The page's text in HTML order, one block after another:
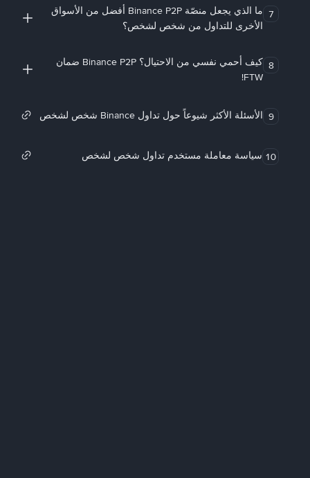
7
ما الذي يجعل منصّة Binance P2P أفضل من الأسواق
الأخرى للتداول من شخص لشخص؟
8
كيف أحمي نفسي من الاحتيال؟ Binance P2P ضمان
FTW!
9 الأسئلة الأكثر شيوعاً حول تداول Binance شخص لشخص
10 سياسة معاملة مستخدم تداول شخص لشخص